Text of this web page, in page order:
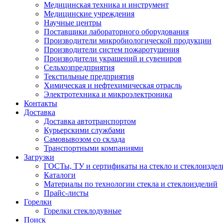
Медицинская техника и инструмент
Медицинские учреждения
Научные центры
Поставщики лабораторного оборудования
Производители микробиологической продукции
Производители систем пожаротушения
Производители украшений и сувениров
Сельхозпредприятия
Текстильные предприятия
Химическая и нефтехимическая отрасль
Электротехника и микроэлектроника
Контакты
Доставка
Доставка автотранспортом
Курьерскими службами
Самовывозом со склада
Транспортными компаниями
Загрузки
ГОСТы, ТУ и сертификаты на стекло и
Каталоги
Материалы по технологии стекла и стеклоизделий
Прайс-листы
Горелки
Горелки стеклодувные
Поиск